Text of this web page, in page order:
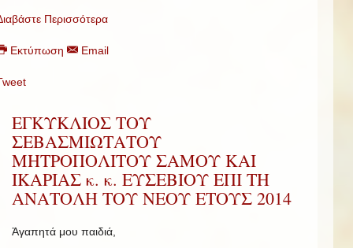
Περισσότερα
Εκτύπωση Email
ΕΓΚΥΚΛΙΟΣ ΤΟΥ
ΣΕΒΑΣΜΙΩΤΑΤΟΥ
ΜΗΤΡΟΠΟΛΙΤΟΥ ΣΑΜΟΥ ΚΑΙ
ΙΚΑΡΙΑΣ κ. κ. ΕΥΣΕΒΙΟΥ ΕΠΙ ΤΗ
ΑΝΑΤΟΛΗ ΤΟΥ ΝΕΟΥ ΕΤΟΥΣ 2014
Ἀγαπητά μου παιδιά,